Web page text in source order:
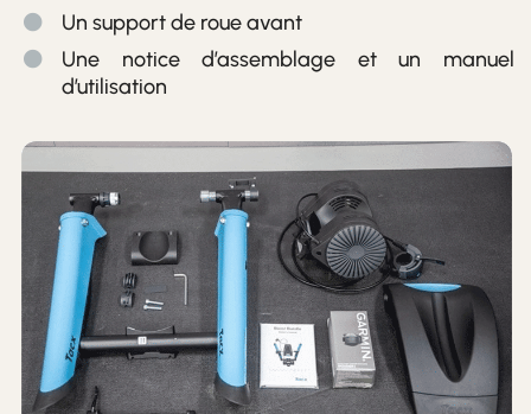
Un support de roue avant
Une notice d’assemblage et un manuel
d’utilisation